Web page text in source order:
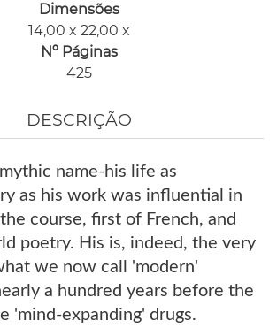
Dimensões
14,00 x 22,00 x
Nº Páginas
425
DESCRIÇÃO
name-his life as
as his work was influential in
course, first of French, and
poetry. His is, indeed, the very
we now call 'modern'
a hundred years before the
'mind-expanding' drugs.